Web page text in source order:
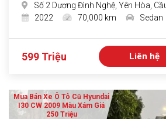
Số 2 Dương Đình Nghệ, Yên Hòa,
2022
70,000 km Sedan
599 Triệu Liên hệ
Mua Bán Xe Ô Tô Cũ Hyundai
I30 CW 2009 Màu Xám Giá
250 Triệu